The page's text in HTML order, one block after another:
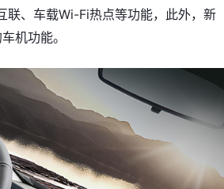
联、车载Wi-Fi热点等功能，此外，新
机功能。